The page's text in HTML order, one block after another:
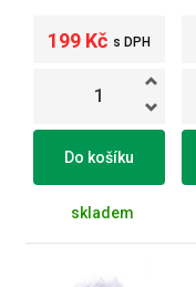
199 Kč s DPH
Do košíku
skladem